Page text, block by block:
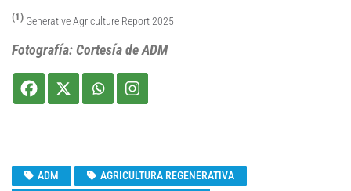
(1) Generative Agriculture Report 2025
Fotografía: Cortesía de ADM
ADM
AGRICULTURA REGENERATIVA